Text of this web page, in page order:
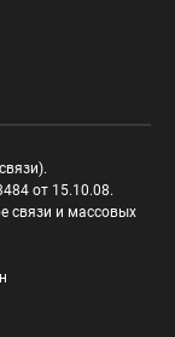
от 15.10.08.
связи и массовых